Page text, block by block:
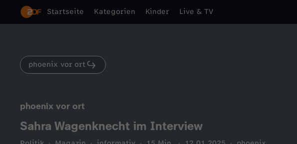
Startseite Kategorien Kinder Live & TV
phoenix vor ort
phoenix vor ort
Sahra Wagenknecht im Interview